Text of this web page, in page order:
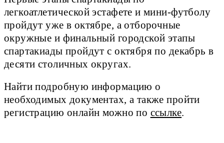
легкоатлетической эстафете и мини-футболу
пройдут уже в октябре, а отборочные
окружные и финальный городской этапы
спартакиады пройдут с октября по декабрь в
десяти столичных округах.
Найти подробную информацию о
необходимых документах, а также пройти
регистрацию онлайн можно по ссылке.